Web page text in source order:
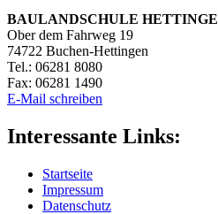
BAULANDSCHULE
Ober dem Fahrweg 19
74722 Buchen-Hettingen
Tel.: 06281 8080
Fax: 06281 1490
E-Mail schreiben
Interessante Links:
Startseite
Impressum
Datenschutz